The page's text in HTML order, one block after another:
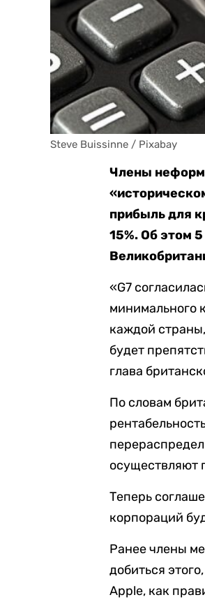
Steve Buissinne / Pixabay
Члены
прибыль для
15%. Об этом
«G7
минимального
каждой
будет
глава
По словам
осуществляют
Теперь
корпораций
Ранее члены
добиться
Apple, как